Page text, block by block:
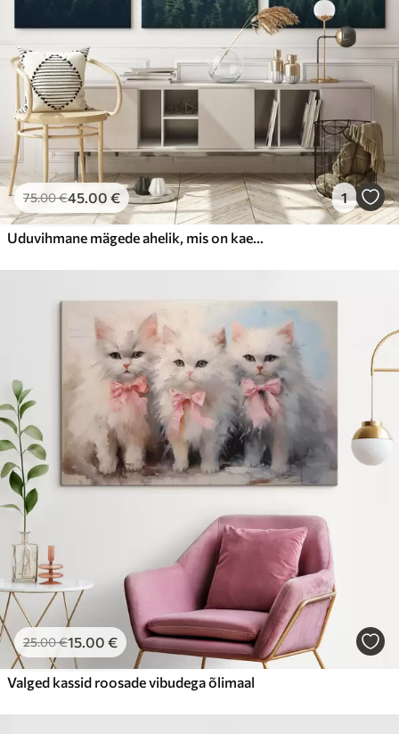
75.00€45.00 € 1
Uduvihmane mägede ahelik, mis on kaetud pehme rohelise ja sinise värviga
25.00€15.00 €
Valged kassid roosade vibudega õlimaal